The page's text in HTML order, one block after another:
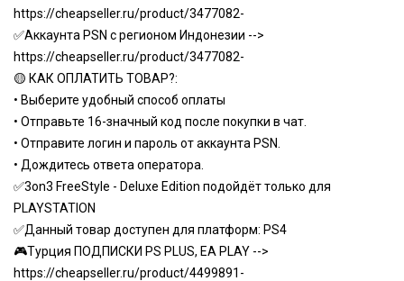
https://cheapseller.ru/product/3477082-
✅Аккаунта PSN с регионом Индонезии -->
https://cheapseller.ru/product/3477082-
🟡 КАК ОПЛАТИТЬ ТОВАР?:
• Выберите удобный способ оплаты
• Отправьте 16-значный код после покупки в чат.
• Отправите логин и пароль от аккаунта PSN.
• Дождитесь ответа оператора.
✅3on3 FreeStyle - Deluxe Edition подойдёт только для
PLAYSTATION
✅Данный товар доступен для платформ: PS4
🎮Турция ПОДПИСКИ PS PLUS, EA PLAY -->
https://cheapseller.ru/product/4499891-